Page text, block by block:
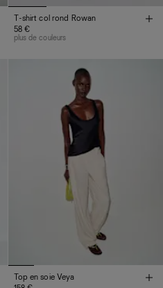
T-shirt col rond Rowan
58 €
plus de couleurs
Top en soie Veya